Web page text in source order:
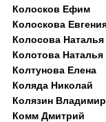
Колосков Ефим
Колоскова
Колосова Наталья
Колотова Наталья
Колтунова Елена
Коляда Николай
Колязин Владимир
Комм Дмитрий